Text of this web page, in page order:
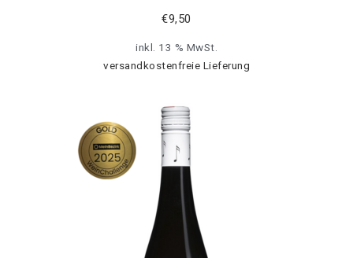
€9,50
inkl. 13 % MwSt.
versandkostenfreie Lieferung